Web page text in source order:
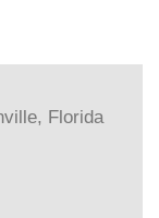
Florida